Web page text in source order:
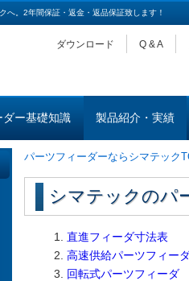
へ。2年間保証・返金・返品保証致します！
ダウンロード Q & A
ー基礎知識 製品紹介・実績
パーツフィーダーならシマテック
シマテックのパ
直進フィーダ寸法表
高速供給パーツフィー
回転式パーツフィーダ